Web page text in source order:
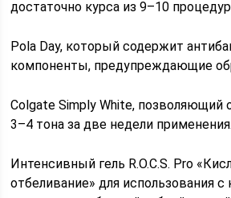
достаточно курса из 9–10
Pola Day, который содержит
компоненты, предупреждающие
Colgate Simply White, позволяющий
3–4 тона за две недели применения.
Интенсивный гель R.O.C.S. Pro
отбеливание» для использования с